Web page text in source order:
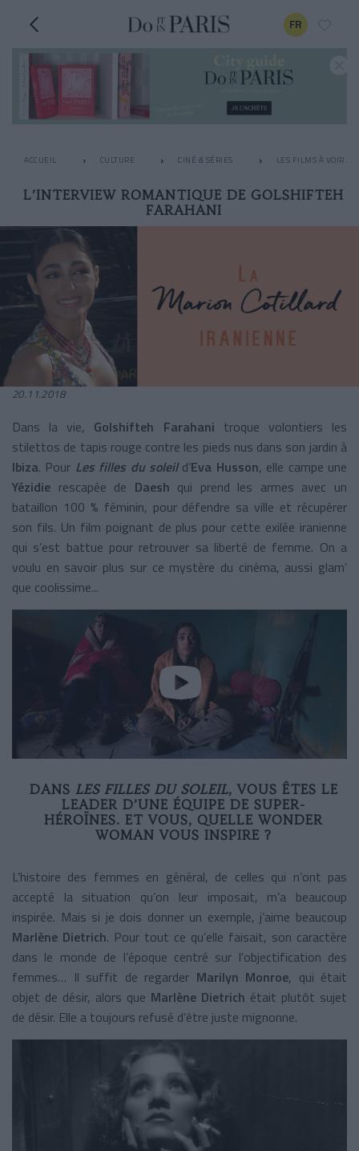
FR
ACCUEIL CULTURE CINÉ & SÉRIES LES FILMS À VOIR
L’INTERVIEW ROMANTIQUE DE GOLSHIFTEH
FARAHANI
20.11.2018
Dans la vie, Golshifteh Farahani troque volontiers les
stilettos de tapis rouge contre les pieds nus dans son jardin à
Ibiza. Pour Les filles du soleild’Eva Husson, elle campe une
Yézidie rescapée de Daesh qui prend les armes avec un
bataillon 100 % féminin, pour défendre sa ville et récupérer
son fils. Un film poignant de plus pour cette exilée iranienne
qui s’est battue pour retrouver sa liberté de femme. On a
voulu en savoir plus sur ce mystère du cinéma, aussi glam’
que coolissime...
DANS LES FILLES DU SOLEIL, VOUS ÊTES LE
LEADER D’UNE ÉQUIPE DE SUPER-
HÉROÏNES. ET VOUS, QUELLE WONDER
WOMAN VOUS INSPIRE ?
L’histoire des femmes en général, de celles qui n’ont pas
accepté la situation qu’on leur imposait, m’a beaucoup
inspirée. Mais si je dois donner un exemple, j’aime beaucoup
Marlène Dietrich. Pour tout ce qu’elle faisait, son caractère
dans le monde de l’époque centré sur l'objectification des
femmes… Il suffit de regarder Marilyn Monroe, qui était
objet de désir, alors que Marlène Dietrich était plutôt sujet
de désir. Elle a toujours refusé d’être juste mignonne.